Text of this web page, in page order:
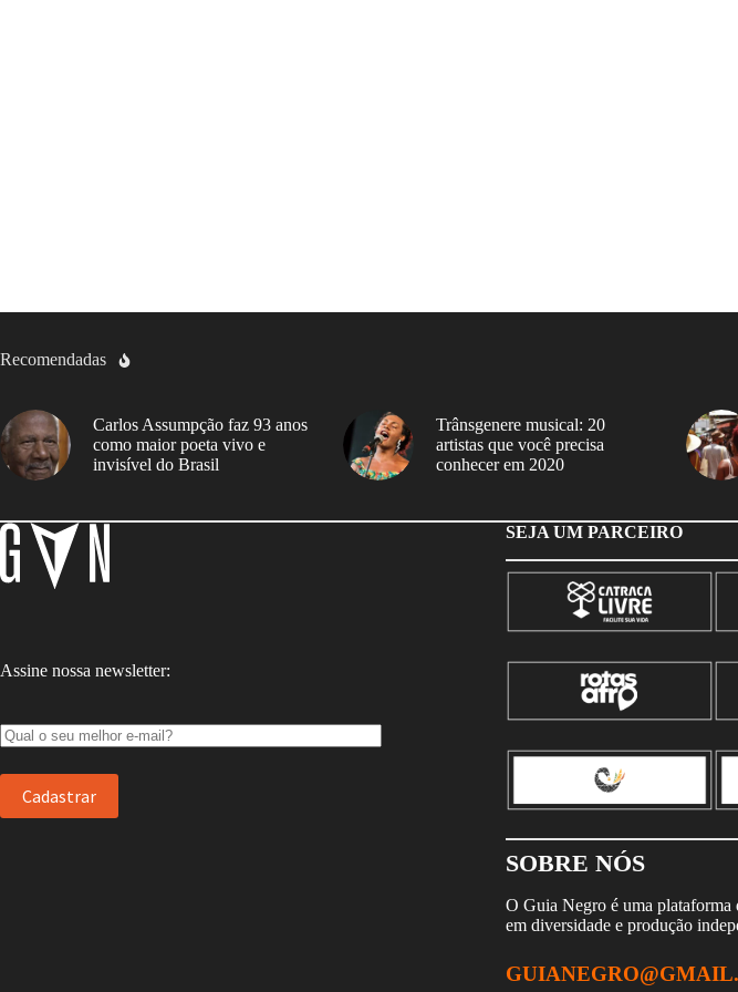
Recomendadas
Carlos Assumpção faz 93 anos
como maior poeta vivo e
invisível do Brasil
Trânsgenere musical: 20
artistas que você precisa
conhecer em 2020
Assine nossa newsletter:
SEJA UM PARCEIRO
SOBRE NÓS
O Guia Negro é uma plataforma
em diversidade e produção